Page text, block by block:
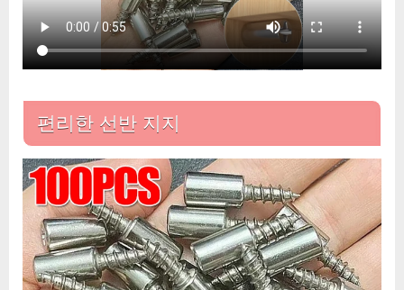
플
레
이
트
한
선
반
지
지
편리한 선반 지지